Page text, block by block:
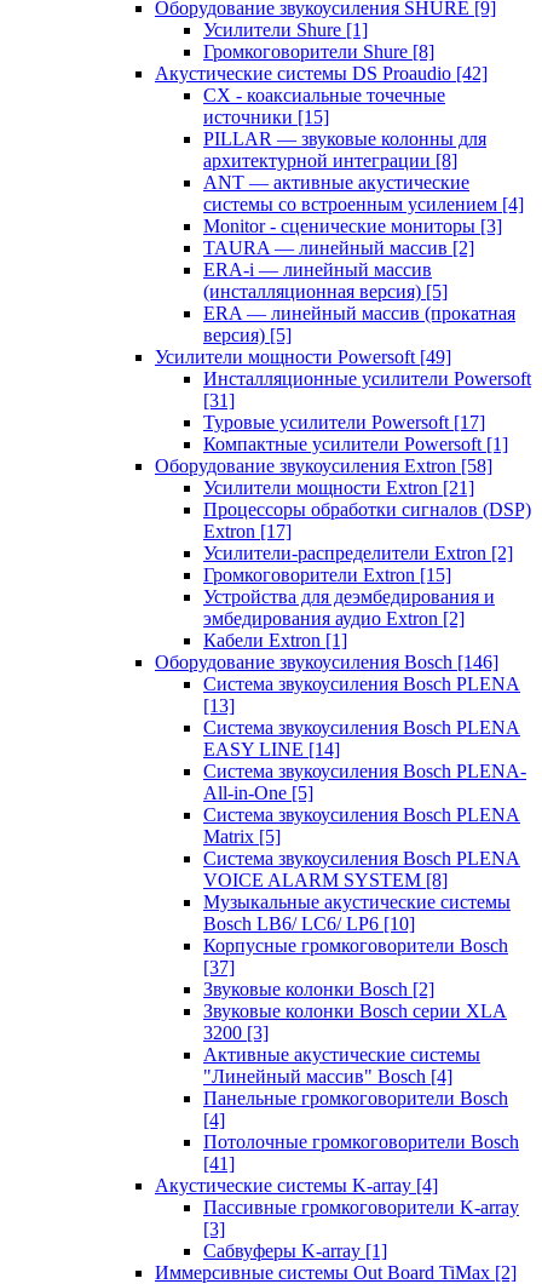
Оборудование звукоусиления SHURE [9]
Усилители Shure [1]
Громкоговорители Shure [8]
Акустические системы DS Proaudio [42]
CX - коаксиальные точечные
источники [15]
PILLAR — звуковые колонны для
архитектурной интеграции [8]
ANT — активные акустические
системы со встроенным усилением [4]
Monitor - сценические мониторы [3]
TAURA — линейный массив [2]
ERA-i — линейный массив
(инсталляционная версия) [5]
ERA — линейный массив (прокатная
версия) [5]
Усилители мощности Powersoft [49]
Инсталляционные усилители Powersoft
[31]
Туровые усилители Powersoft [17]
Компактные усилители Powersoft [1]
Оборудование звукоусиления Extron [58]
Усилители мощности Extron [21]
Процессоры обработки сигналов (DSP)
Extron [17]
Усилители-распределители Extron [2]
Громкоговорители Extron [15]
Устройства для деэмбедирования и
эмбедирования аудио Extron [2]
Кабели Extron [1]
Оборудование звукоусиления Bosch [146]
Система звукоусиления Bosch PLENA
[13]
Система звукоусиления Bosch PLENA
EASY LINE [14]
Система звукоусиления Bosch PLENA-
All-in-One [5]
Система звукоусиления Bosch PLENA
Matrix [5]
Система звукоусиления Bosch PLENA
VOICE ALARM SYSTEM [8]
Музыкальные акустические системы
Bosch LB6/ LC6/ LP6 [10]
Корпусные громкоговорители Bosch
[37]
Звуковые колонки Bosch [2]
Звуковые колонки Bosch серии XLA
3200 [3]
Активные акустические системы
"Линейный массив" Bosch [4]
Панельные громкоговорители Bosch
[4]
Потолочные громкоговорители Bosch
[41]
Акустические системы K-array [4]
Пассивные громкоговорители K-array
[3]
Сабвуферы K-array [1]
Иммерсивные системы Out Board TiMax [2]